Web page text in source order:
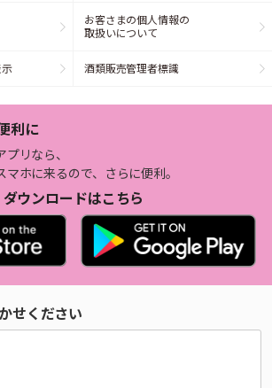
お客さまの個人情報の
取扱いについて
酒類販売管理者標識
利に
リなら、
ホに来るので、さらに便利。
ダウンロードはこちら
せください